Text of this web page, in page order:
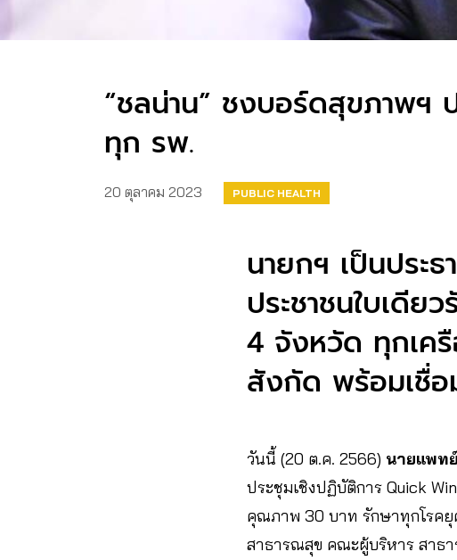
“ชลน่าน” ชงบอร์ดสุขภาพฯ
ทุก รพ.
20 ตุลาคม 2023
PUBLIC HEALTH
นายกฯ เป็นประ
ประชาชนใบเดีย
4 จังหวัด ทุกเครื
สังกัด พร้อมเชื่อ
วันนี้ (20 ต.ค. 2566) นายแพท
ประชุมเชิงปฏิบัติการ Quick
คุณภาพ 30 บาท รักษาทุกโรคยุ
สาธารณสุข คณะผู้บริหาร สาธ